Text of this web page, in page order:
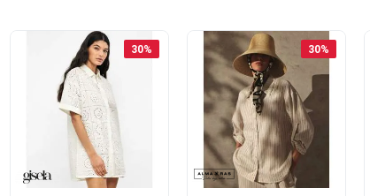
Kupi ovdje 30% 30%